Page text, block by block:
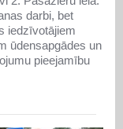
darbi, bet
iedzīvotājiem
ūdensapgādes un
pieejamību